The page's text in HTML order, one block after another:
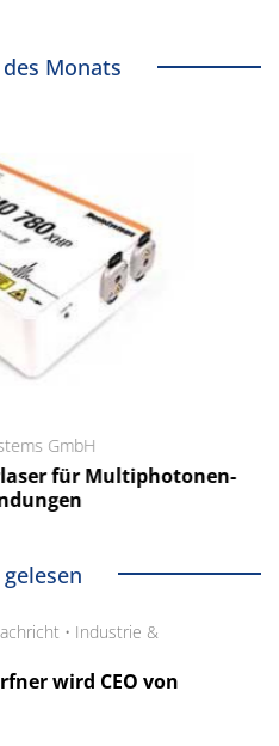
Monats
GmbH
für Multiphotonen-
• Industrie &
wird CEO von